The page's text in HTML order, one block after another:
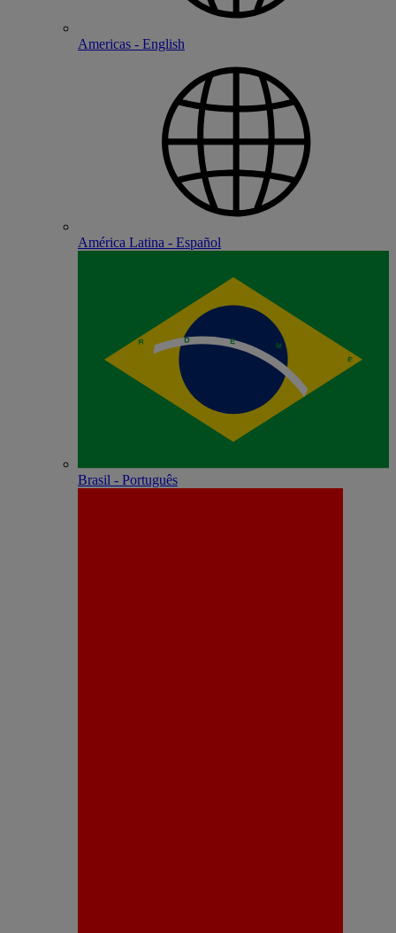
Americas - English
América Latina - Español
Brasil - Português